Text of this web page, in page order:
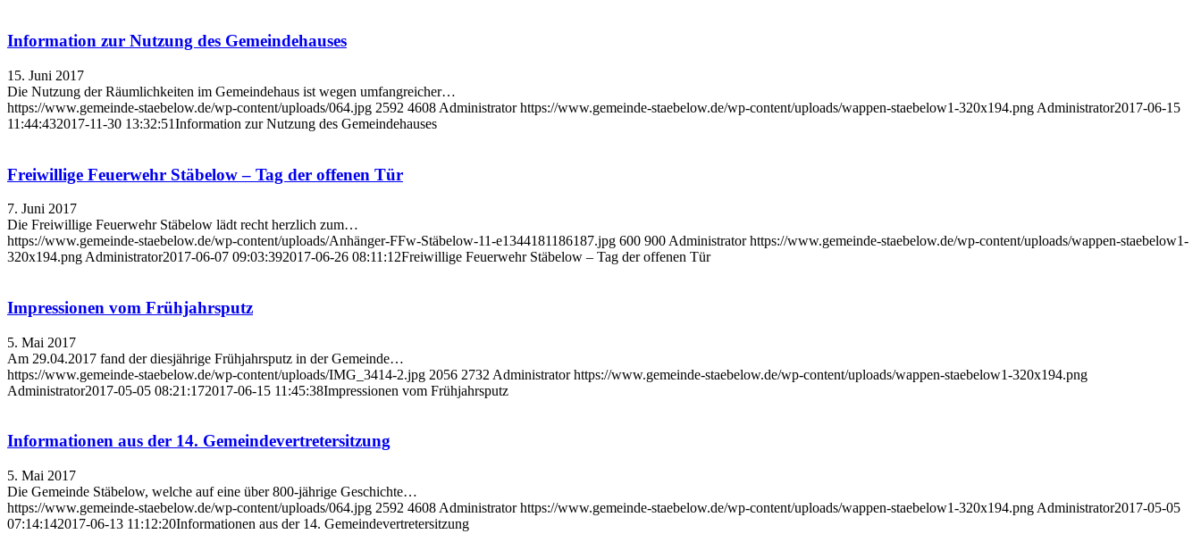
Information zur Nutzung des Gemeindehauses
15. Juni 2017
Die Nutzung der Räumlichkeiten im Gemeindehaus ist wegen umfangreicher…
https://www.gemeinde-staebelow.de/wp-content/uploads/064.jpg 2592 4608 Administrator https://www.gemeinde-staebelow.de/wp-content/uploads/wappen-staebelow1-320x194.png Administrator2017-06-15
11:44:432017-11-30 13:32:51Information zur Nutzung des Gemeindehauses
Freiwillige Feuerwehr Stäbelow – Tag der offenen Tür
7. Juni 2017
Die Freiwillige Feuerwehr Stäbelow lädt recht herzlich zum…
https://www.gemeinde-staebelow.de/wp-content/uploads/Anhänger-FFw-Stäbelow-11-e1344181186187.jpg 600 900 Administrator https://www.gemeinde-staebelow.de/wp-content/uploads/wappen-staebelow1-
320x194.png Administrator2017-06-07 09:03:392017-06-26 08:11:12Freiwillige Feuerwehr Stäbelow – Tag der offenen Tür
Impressionen vom Frühjahrsputz
5. Mai 2017
Am 29.04.2017 fand der diesjährige Frühjahrsputz in der Gemeinde…
https://www.gemeinde-staebelow.de/wp-content/uploads/IMG_3414-2.jpg 2056 2732 Administrator https://www.gemeinde-staebelow.de/wp-content/uploads/wappen-staebelow1-320x194.png
Administrator2017-05-05 08:21:172017-06-15 11:45:38Impressionen vom Frühjahrsputz
Informationen aus der 14. Gemeindevertretersitzung
5. Mai 2017
Die Gemeinde Stäbelow, welche auf eine über 800-jährige Geschichte…
https://www.gemeinde-staebelow.de/wp-content/uploads/064.jpg 2592 4608 Administrator https://www.gemeinde-staebelow.de/wp-content/uploads/wappen-staebelow1-320x194.png Administrator2017-05-05
07:14:142017-06-13 11:12:20Informationen aus der 14. Gemeindevertretersitzung